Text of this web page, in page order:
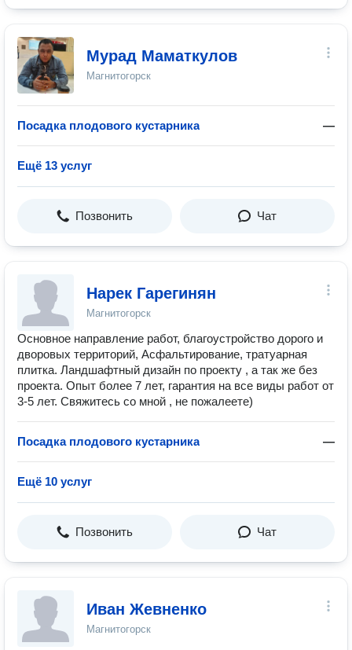
Мурад Маматкулов
Магнитогорск
Посадка плодового кустарника —
Ещё 13 услуг
Позвонить Чат
Нарек Гарегинян
Магнитогорск
Основное направление работ, благоустройство дорого и
дворовых территорий, Асфальтирование, тратуарная
плитка. Ландшафтный дизайн по проекту , а так же без
проекта. Опыт более 7 лет, гарантия на все виды работ от
3-5 лет. Свяжитесь со мной , не пожалеете)
Посадка плодового кустарника —
Ещё 10 услуг
Позвонить Чат
Иван Жевненко
Магнитогорск